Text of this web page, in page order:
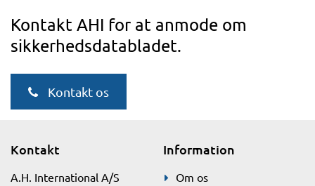
Kontakt AHI for at anmode om
sikkerhedsdatabladet.
Kontakt os
Kontakt
A.H. International A/S
Information
Om os